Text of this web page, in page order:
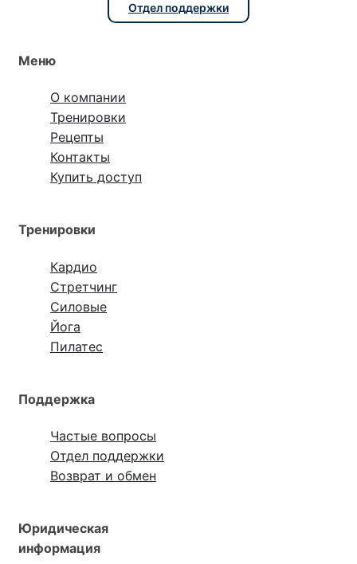
Отдел поддержки
Меню
О компании
Тренировки
Рецепты
Контакты
Купить доступ
Тренировки
Кардио
Стретчинг
Силовые
Йога
Пилатес
Поддержка
Частые вопросы
Отдел поддержки
Возврат и обмен
Юридическая
информация